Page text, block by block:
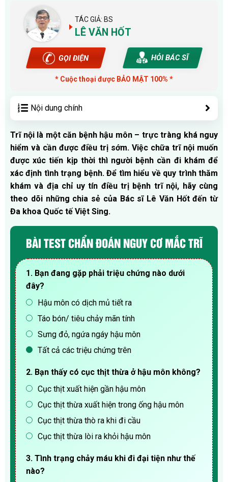
TÁC GIẢ: BS
LÊ VĂN HỐT
GỌI ĐIỆN HỎI BÁC SĨ
* Cuộc thoại được BẢO MẬT 100% *
Nội dung chính
Trĩ nội là một căn bệnh hậu môn – trực tràng khá nguy
hiểm và cần được điều trị sớm. Việc chữa trĩ nội muốn
được xúc tiến kịp thời thì người bệnh cần đi khám để
xác định tình trạng bệnh. Để tìm hiểu về quy trình thăm
khám và địa chỉ uy tín điều trị bệnh trĩ nội, hãy cùng
theo dõi những chia sẻ của Bác sĩ Lê Văn Hốt đến từ
Đa khoa Quốc tế Việt Sing.
BÀI TEST CHẨN ĐOÁN NGUY CƠ MẮC TRĨ
1. Bạn đang gặp phải triệu chứng nào dưới
đây?
Hậu môn có dịch mủ tiết ra
Táo bón/ tiêu chảy mãn tính
Sưng đỏ, ngứa ngáy hậu môn
Tất cả các triệu chứng trên
2. Bạn thấy có cục thịt thừa ở hậu môn không?
Cục thịt xuất hiện gần hậu môn
Cục thịt thừa xuất hiện trong ống hậu môn
Cục thịt thừa thò ra khi đi cầu
Cục thịt thừa lòi ra khỏi hậu môn
3. Tình trạng chảy máu khi đi đại tiện như thế
nào?